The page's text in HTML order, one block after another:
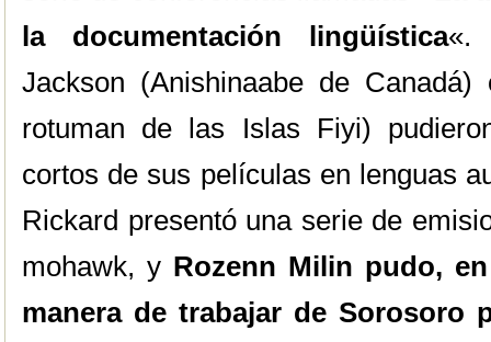
la documentación lingüística«.
Jackson (Anishinaabe de
rotuman de las Islas Fiyi)
cortos de sus películas en lenguas
Rickard presentó una serie de
mohawk, y Rozenn Milin pudo,
manera de trabajar de Sorosoro